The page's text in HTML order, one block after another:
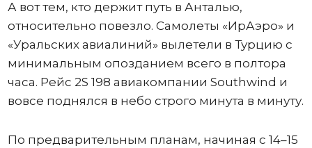
А вот тем, кто держит путь в Анталью,
относительно повезло. Самолеты «ИрАэро» и
«Уральских авиалиний» вылетели в Турцию с
минимальным опозданием всего в полтора
часа. Рейс 2S 198 авиакомпании Southwind и
вовсе поднялся в небо строго минута в минуту.
По предварительным планам, начиная с 14–15